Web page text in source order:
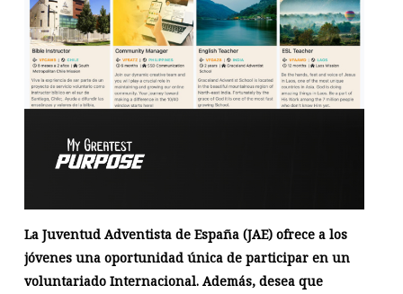
La Juventud Adventista de España (JAE) ofrece a los
jóvenes una oportunidad única de participar en un
voluntariado Internacional. Además, desea que